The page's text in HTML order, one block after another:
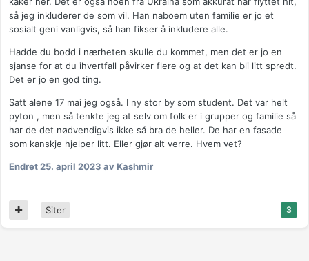
så jeg inkluderer de som vil. Han naboem uten familie er jo et
sosialt geni vanligvis, så han fikser å inkludere alle.
Hadde du bodd i nærheten skulle du kommet, men det er jo en
sjanse for at du ihvertfall påvirker flere og at det kan bli litt spredt.
Det er jo en god ting.
Satt alene 17 mai jeg også. I ny stor by som student. Det var helt
pyton , men så tenkte jeg at selv om folk er i grupper og familie så
har de det nødvendigvis ikke så bra de heller. De har en fasade
som kanskje hjelper litt. Eller gjør alt verre. Hvem vet?
Endret25. april 2023 av Kashmir
3
Siter